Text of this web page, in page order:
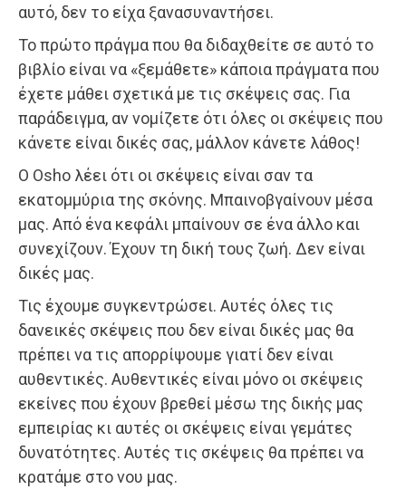
αυτό, δεν το είχα ξανασυναντήσει.
Το πρώτο πράγμα που θα διδαχθείτε σε αυτό το
βιβλίο είναι να «ξεμάθετε» κάποια πράγματα που
έχετε μάθει σχετικά με τις σκέψεις σας. Για
παράδειγμα, αν νομίζετε ότι όλες οι σκέψεις που
κάνετε είναι δικές σας, μάλλον κάνετε λάθος!
Ο Osho λέει ότι οι σκέψεις είναι σαν τα
εκατομμύρια της σκόνης. Μπαινοβγαίνουν μέσα
μας. Από ένα κεφάλι μπαίνουν σε ένα άλλο και
συνεχίζουν. Έχουν τη δική τους ζωή. Δεν είναι
δικές μας.
Τις έχουμε συγκεντρώσει. Αυτές όλες τις
δανεικές σκέψεις που δεν είναι δικές μας θα
πρέπει να τις απορρίψουμε γιατί δεν είναι
αυθεντικές. Αυθεντικές είναι μόνο οι σκέψεις
εκείνες που έχουν βρεθεί μέσω της δικής μας
εμπειρίας κι αυτές οι σκέψεις είναι γεμάτες
δυνατότητες. Αυτές τις σκέψεις θα πρέπει να
κρατάμε στο νου μας.